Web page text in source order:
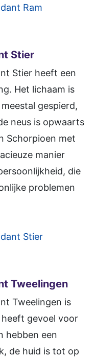
Ram
Stier
Stier heeft een
Het lichaam is
gespierd,
neus is opwaarts
Schorpioen met
manier
die
problemen
Stier
Tweelingen
Tweelingen is
gevoel voor
hebben een
de huid is tot op